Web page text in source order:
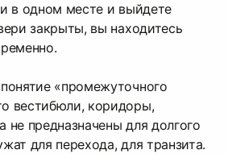
в одном месте и выйдете
закрыты, вы находитесь
«промежуточного
вестибюли, коридоры,
не предназначены для долгого
для перехода, для транзита.